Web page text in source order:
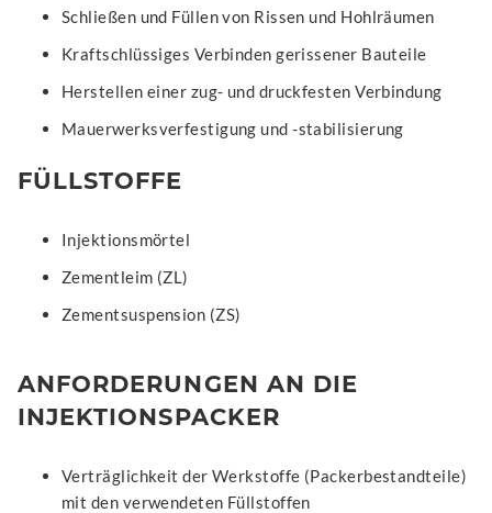
Schließen und Füllen von Rissen und Hohlräumen
Kraftschlüssiges Verbinden gerissener Bauteile
Herstellen einer zug- und druckfesten Verbindung
Mauerwerksverfestigung und -stabilisierung
FÜLLSTOFFE
Injektionsmörtel
Zementleim (ZL)
Zementsuspension (ZS)
ANFORDERUNGEN AN DIE
INJEKTIONSPACKER
Verträglichkeit der Werkstoffe (Packerbestandteile)
mit den verwendeten Füllstoffen